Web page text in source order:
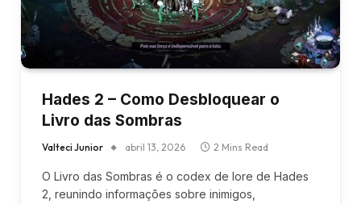
Hades 2 – Como Desbloquear o
Livro das Sombras
Valteci Junior abril 13, 2026 2 Mins Read
O Livro das Sombras é o codex de lore de Hades
2, reunindo informações sobre inimigos,